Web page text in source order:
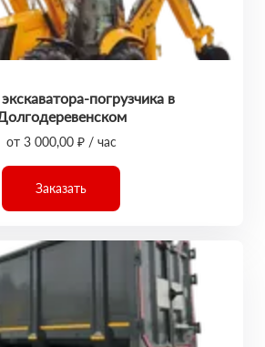
погрузчика в
от 3 000,00 ₽ / час
Заказать